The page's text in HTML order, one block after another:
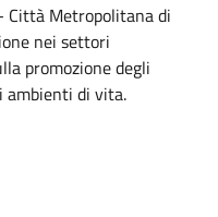
Città Metropolitana di
nei settori
promozione degli
ambienti di vita.